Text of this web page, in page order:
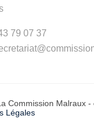
79 07 37
Commission Malraux -
Légales